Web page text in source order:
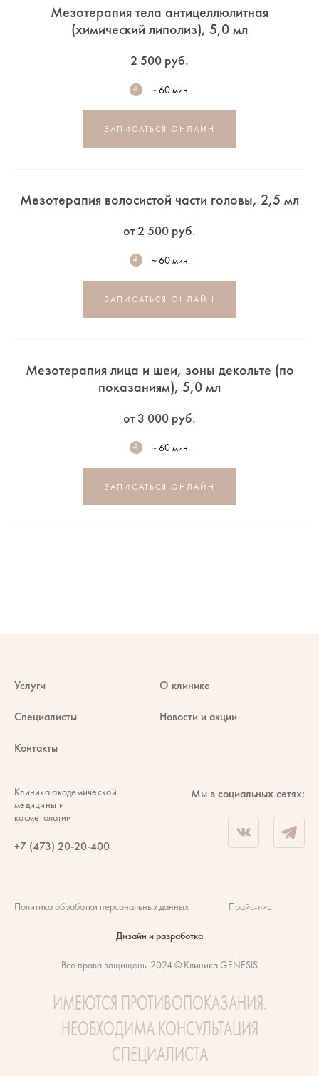
Мезотерапия тела антицеллюлитная
(химический липолиз), 5,0 мл
2 500 руб.
~ 60 мин.
ЗАПИСАТЬСЯ ОНЛАЙН
Мезотерапия волосистой части головы, 2,5 мл
от 2 500 руб.
~ 60 мин.
ЗАПИСАТЬСЯ ОНЛАЙН
Мезотерапия лица и шеи, зоны декольте (по
показаниям), 5,0 мл
от 3 000 руб.
~ 60 мин.
ЗАПИСАТЬСЯ ОНЛАЙН
Клиника академической
медицины и
косметологии
+7 (473) 20-20-400
Услуги О клинике
Специалисты Новости и акции
Контакты
Мы в социальных сетях:
Все права защищены 2024 © Клиника GENESIS
Политика обработки персональных данных Прайс-лист
Дизайн и разработка
ИМЕЮТСЯ ПРОТИВОПОКАЗАНИЯ.
НЕОБХОДИМА КОНСУЛЬТАЦИЯ
СПЕЦИАЛИСТА